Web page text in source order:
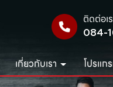
ติดต่อเ
084-
เกี่ยวกับเรา โปรแก